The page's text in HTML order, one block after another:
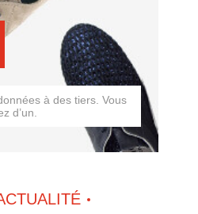
à des tiers. Vous
d’un.